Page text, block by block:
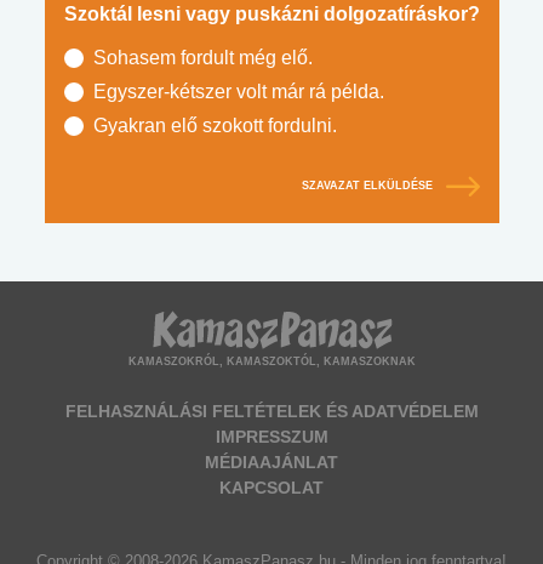
Szoktál lesni vagy puskázni dolgozatíráskor?
Sohasem fordult még elő.
Egyszer-kétszer volt már rá példa.
Gyakran elő szokott fordulni.
SZAVAZAT ELKÜLDÉSE
KAMASZOKRÓL, KAMASZOKTÓL, KAMASZOKNAK
FELHASZNÁLÁSI FELTÉTELEK ÉS ADATVÉDELEM
IMPRESSZUM
MÉDIAAJÁNLAT
KAPCSOLAT